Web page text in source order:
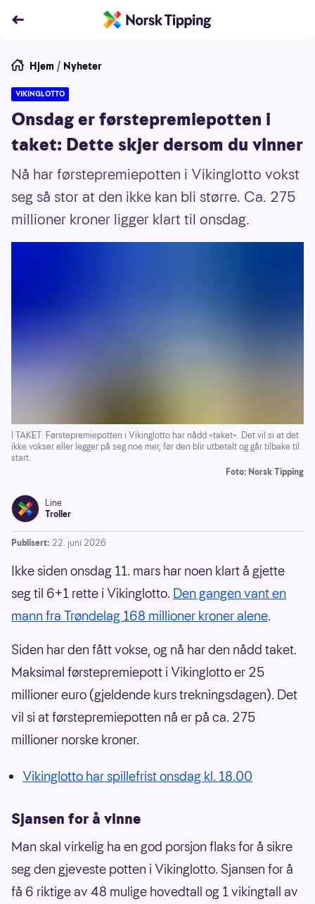
Hjem / Nyheter
VIKINGLOTTO
Onsdag er førstepremiepotten i
taket: Dette skjer dersom du vinner
Nå har førstepremiepotten i Vikinglotto vokst
seg så stor at den ikke kan bli større. Ca. 275
millioner kroner ligger klart til onsdag.
I TAKET: Førstepremiepotten i Vikinglotto har nådd «taket». Det vil si at det
ikke vokser eller legger på seg noe mer, før den blir utbetalt og går tilbake til
start.
Foto: Norsk Tipping
Line
Troller
Publisert: 22. juni 2026
Ikke siden onsdag 11. mars har noen klart å gjette
seg til 6+1 rette i Vikinglotto. Den gangen vant en
mann fra Trøndelag 168 millioner kroner alene.
Siden har den fått vokse, og nå har den nådd taket.
Maksimal førstepremiepott i Vikinglotto er 25
millioner euro (gjeldende kurs trekningsdagen). Det
vil si at førstepremiepotten nå er på ca. 275
millioner norske kroner.
Vikinglotto har spillefrist onsdag kl. 18.00
Sjansen for å vinne
Man skal virkelig ha en god porsjon flaks for å sikre
seg den gjeveste potten i Vikinglotto. Sjansen for å
få 6 riktige av 48 mulige hovedtall og 1 vikingtall av